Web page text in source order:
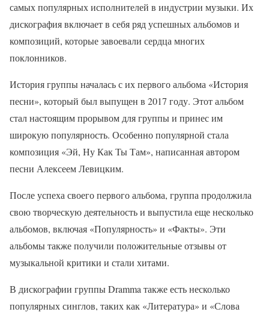
самых популярных исполнителей в индустрии музыки. Их
дискография включает в себя ряд успешных альбомов и
композиций, которые завоевали сердца многих
поклонников.
История группы началась с их первого альбома «История
песни», который был выпущен в 2017 году. Этот альбом
стал настоящим прорывом для группы и принес им
широкую популярность. Особенно популярной стала
композиция «Эй, Ну Как Ты Там», написанная автором
песни Алексеем Левицким.
После успеха своего первого альбома, группа продолжила
свою творческую деятельность и выпустила еще несколько
альбомов, включая «Популярность» и «Факты». Эти
альбомы также получили положительные отзывы от
музыкальной критики и стали хитами.
В дискографии группы Dramma также есть несколько
популярных синглов, таких как «Литература» и «Слова